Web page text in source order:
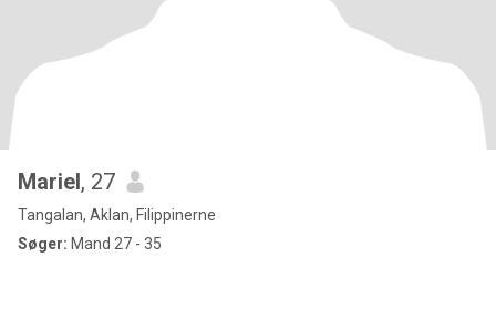
Mariel, 27
Tangalan, Aklan, Filippinerne
Søger: Mand 27 - 35